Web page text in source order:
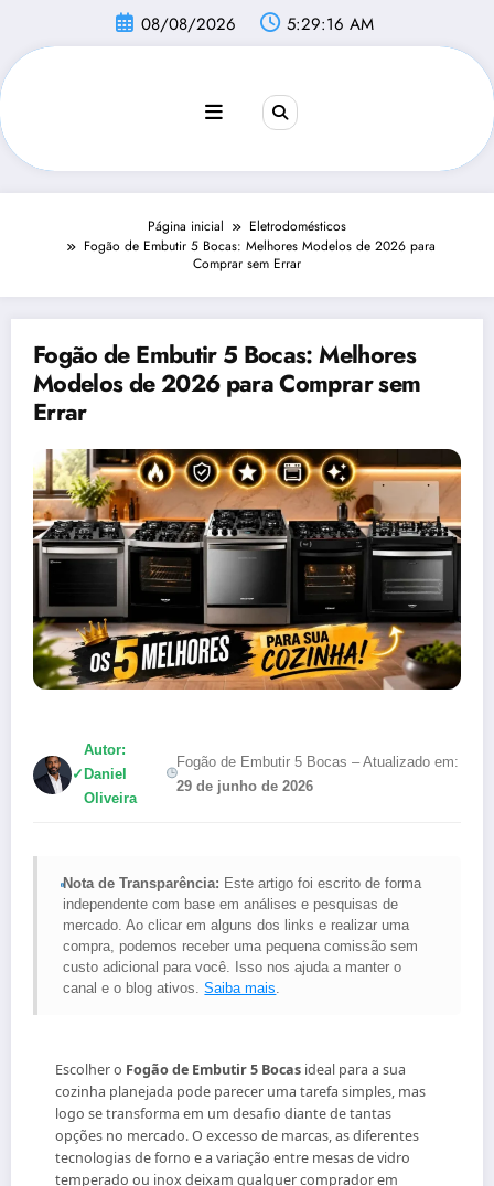
conteúdo
08/08/2026 5:29:17 AM
Página inicial
Eletrodomésticos
Fogão de Embutir 5 Bocas: Melhores Modelos de 2026 para
Comprar sem Errar
Fogão de Embutir 5 Bocas: Melhores
Modelos de 2026 para Comprar sem
Errar
✓
Autor:
Daniel
Oliveira
Fogão de Embutir 5 Bocas – Atualizado em:
29 de junho de 2026
Nota de Transparência: Este artigo foi escrito de forma
independente com base em análises e pesquisas de
mercado. Ao clicar em alguns dos links e realizar uma
compra, podemos receber uma pequena comissão sem
custo adicional para você. Isso nos ajuda a manter o
canal e o blog ativos.Saiba mais.
Escolher o Fogão de Embutir 5 Bocas ideal para a sua
cozinha planejada pode parecer uma tarefa simples, mas
logo se transforma em um desafio diante de tantas
opções no mercado. O excesso de marcas, as diferentes
tecnologias de forno e a variação entre mesas de vidro
temperado ou inox deixam qualquer comprador em